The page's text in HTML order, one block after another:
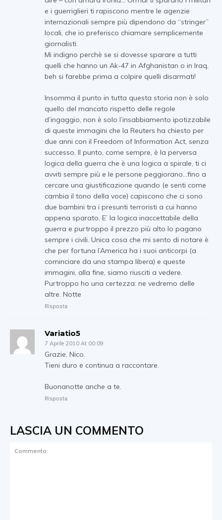
e i guerriglieri ti rapiscono mentre le agenzie
internazionali sempre più dipendono da “stringer”
locali, che io preferisco chiamare semplicemente
giornalisti.
Mi indigno perchè se si dovesse sparare a tutti
quelli che hanno un Ak-47 in Afghanistan o in Iraq,
beh si farebbe prima a colpire quelli disarmati!
Insomma il punto in tutta questa storia non è solo
quello del mancato rispetto delle regole
d’ingaggio, non è solo l’insabbiamento ipotizzabile
di queste immagini che la Reuters ha chiesto per
due anni con il Freedom of Information Act, senza
successo. Il punto, come sempre, è la perversa
logica della guerra che è una logica a spirale, ti ci
avviti sempre più e le persone peggiorano…fino a
cercare una giustificazione quando (e senti come
cambia il tono della voce) capiscono che ci sono
due bambini tra i presunti terroristi a cui hanno
appena sparato. E’ la logica inaccettabile della
guerra e purtroppo il prezzo più alto lo pagano
sempre i civili. Unica cosa che mi sento di notare è
che per fortuna l’America ha i suoi anticorpi (a
cominciare da una stampa libera) e queste
immagini, alla fine, siamo riusciti a vedere.
Purtroppo ho una certezza: ne vedremo delle
altre. Notte
Risposta
Variatio5
7 Aprile 2010 At 00:09
Grazie, Nico.
Tieni duro e continua a raccontare.
Buonanotte anche a te.
Risposta
LASCIA UN COMMENTO